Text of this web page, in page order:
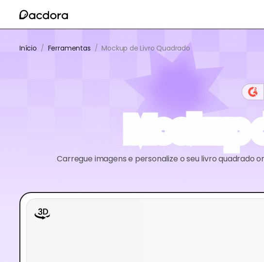
Início / Ferramentas / Mockup de Livro Quadrado
Carregue imagens e personalize o seu livro quadrado